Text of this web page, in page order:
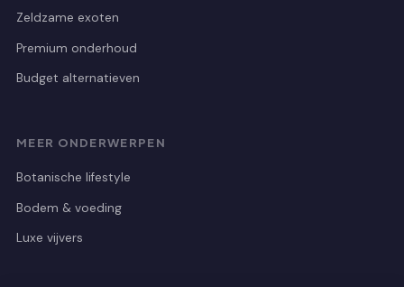
Zeldzame exoten
Premium onderhoud
Budget alternatieven
MEER ONDERWERPEN
Botanische lifestyle
Bodem & voeding
Luxe vijvers